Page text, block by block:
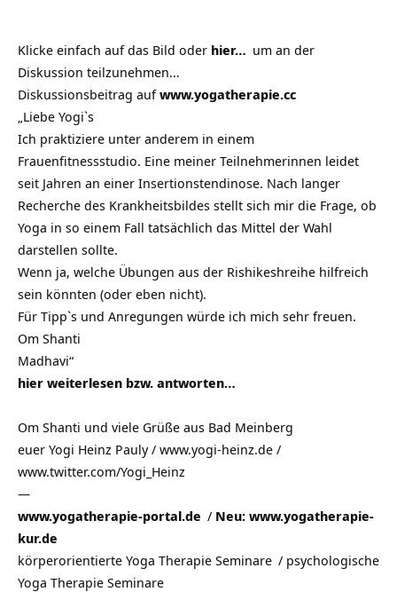
Klicke einfach auf das Bild oder hier… um an der
Diskussion teilzunehmen…
Diskussionsbeitrag aufwww.yogatherapie.cc
„Liebe Yogi`s
Ich praktiziere unter anderem in einem
Frauenfitnessstudio. Eine meiner Teilnehmerinnen leidet
seit Jahren an einer Insertionstendinose. Nach langer
Recherche des Krankheitsbildes stellt sich mir die Frage, ob
Yoga in so einem Fall tatsächlich das Mittel der Wahl
darstellen sollte.
Wenn ja, welche Übungen aus der Rishikeshreihe hilfreich
sein könnten (oder eben nicht).
Für Tipp`s und Anregungen würde ich mich sehr freuen.
Om Shanti
Madhavi“
hier weiterlesen bzw. antworten…
Om Shanti und viele Grüße aus Bad Meinberg
euer Yogi Heinz Pauly / www.yogi-heinz.de /
www.twitter.com/Yogi_Heinz
—
www.yogatherapie-portal.de / Neu: www.yogatherapie-
kur.de
körperorientierte Yoga Therapie Seminare / psychologische
Yoga Therapie Seminare